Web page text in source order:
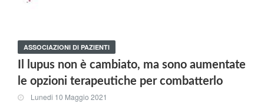
ASSOCIAZIONI DI PAZIENTI
Il lupus non è cambiato, ma sono aumentate
le opzioni terapeutiche per combatterlo
Lunedi 10 Maggio 2021